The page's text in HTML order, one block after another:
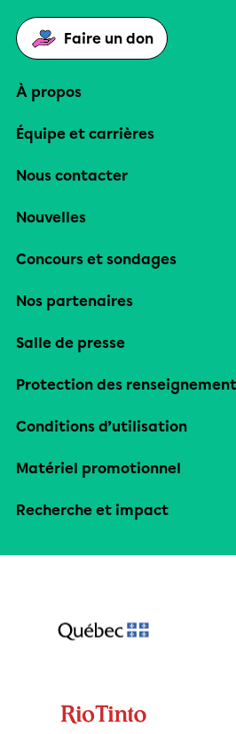
Faire un don
À propos
Équipe et carrières
Nous contacter
Nouvelles
Concours et sondages
Nos partenaires
Salle de presse
Protection des
Conditions d’utilisation
Matériel promotionnel
Recherche et impact